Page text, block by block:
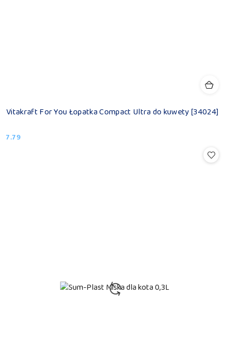
Vitakraft For You Łopatka Compact Ultra do kuwety [34024]
Cena:
7.79